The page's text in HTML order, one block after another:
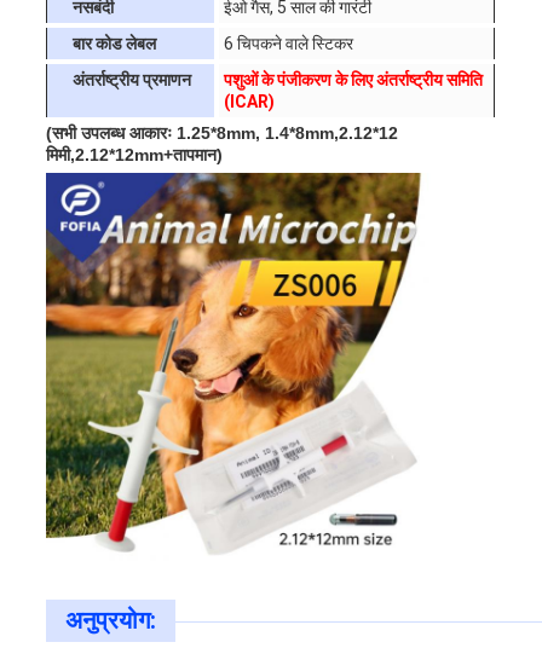
नसबंदी
ईओ गैस, 5 साल की गारंटी
बार कोड लेबल
6 चिपकने वाले स्टिकर
अंतर्राष्ट्रीय प्रमाणन
पशुओं के पंजीकरण के लिए अंतर्राष्ट्रीय समिति
(ICAR)
(सभी उपलब्ध आकारः 1.25*8mm, 1.4*8mm,2.12*12
मिमी,2.12*12mm+तापमान)
अनुप्रयोग: